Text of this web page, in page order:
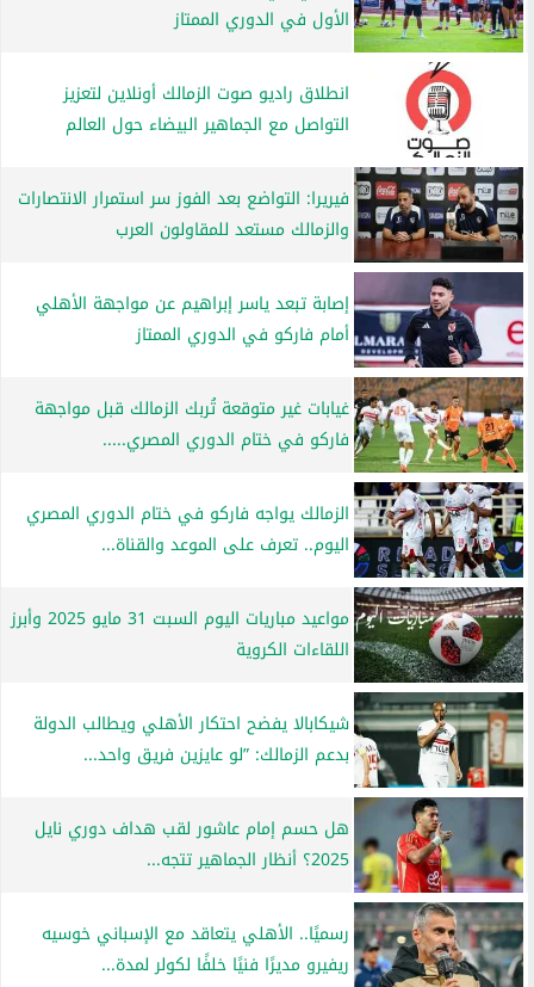
الأول في الدوري الممتاز
انطلاق راديو صوت الزمالك أونلاين لتعزيز
التواصل مع الجماهير البيضاء حول العالم
فيريرا: التواضع بعد الفوز سر استمرار الانتصارات
والزمالك مستعد للمقاولون العرب
إصابة تبعد ياسر إبراهيم عن مواجهة الأهلي
أمام فاركو في الدوري الممتاز
غيابات غير متوقعة تُربك الزمالك قبل مواجهة
فاركو في ختام الدوري المصري.....
الزمالك يواجه فاركو في ختام الدوري المصري
اليوم.. تعرف على الموعد والقناة...
مواعيد مباريات اليوم السبت 31 مايو 2025 وأبرز
اللقاءات الكروية
شيكابالا يفضح احتكار الأهلي ويطالب الدولة
بدعم الزمالك: ”لو عايزين فريق واحد...
هل حسم إمام عاشور لقب هداف دوري نايل
2025؟ أنظار الجماهير تتجه...
رسميًا.. الأهلي يتعاقد مع الإسباني خوسيه
ريفيرو مديرًا فنيًا خلفًا لكولر لمدة...